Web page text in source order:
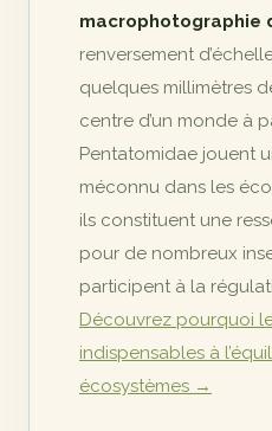
macrophotographie
renversement
quelques millimètres
centre d’un monde à
Pentatomidae jouent
méconnu dans les
ils constituent une
pour de nombreux
participent à la
Découvrez pourquoi
indispensables à
écosystèmes →